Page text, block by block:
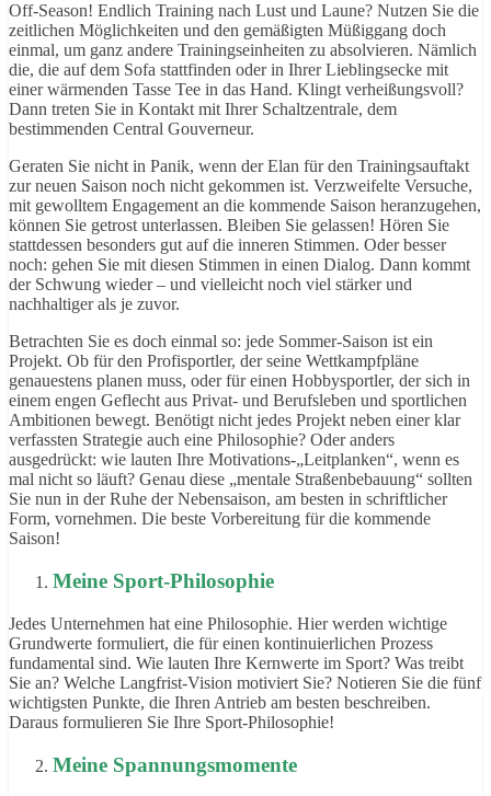
Off-Season! Endlich Training nach Lust und Laune? Nutzen Sie die
zeitlichen Möglichkeiten und den gemäßigten Müßiggang doch
einmal, um ganz andere Trainingseinheiten zu absolvieren. Nämlich
die, die auf dem Sofa stattfinden oder in Ihrer Lieblingsecke mit
einer wärmenden Tasse Tee in das Hand. Klingt verheißungsvoll?
Dann treten Sie in Kontakt mit Ihrer Schaltzentrale, dem
bestimmenden Central Gouverneur.
Geraten Sie nicht in Panik, wenn der Elan für den Trainingsauftakt
zur neuen Saison noch nicht gekommen ist. Verzweifelte Versuche,
mit gewolltem Engagement an die kommende Saison heranzugehen,
können Sie getrost unterlassen. Bleiben Sie gelassen! Hören Sie
stattdessen besonders gut auf die inneren Stimmen. Oder besser
noch: gehen Sie mit diesen Stimmen in einen Dialog. Dann kommt
der Schwung wieder – und vielleicht noch viel stärker und
nachhaltiger als je zuvor.
Betrachten Sie es doch einmal so: jede Sommer-Saison ist ein
Projekt. Ob für den Profisportler, der seine Wettkampfpläne
genauestens planen muss, oder für einen Hobbysportler, der sich in
einem engen Geflecht aus Privat- und Berufsleben und sportlichen
Ambitionen bewegt. Benötigt nicht jedes Projekt neben einer klar
verfassten Strategie auch eine Philosophie? Oder anders
ausgedrückt: wie lauten Ihre Motivations-„Leitplanken“, wenn es
mal nicht so läuft? Genau diese „mentale Straßenbebauung“ sollten
Sie nun in der Ruhe der Nebensaison, am besten in schriftlicher
Form, vornehmen. Die beste Vorbereitung für die kommende
Saison!
Meine Sport-Philosophie
Jedes Unternehmen hat eine Philosophie. Hier werden wichtige
Grundwerte formuliert, die für einen kontinuierlichen Prozess
fundamental sind. Wie lauten Ihre Kernwerte im Sport? Was treibt
Sie an? Welche Langfrist-Vision motiviert Sie? Notieren Sie die fünf
wichtigsten Punkte, die Ihren Antrieb am besten beschreiben.
Daraus formulieren Sie Ihre Sport-Philosophie!
Meine Spannungsmomente